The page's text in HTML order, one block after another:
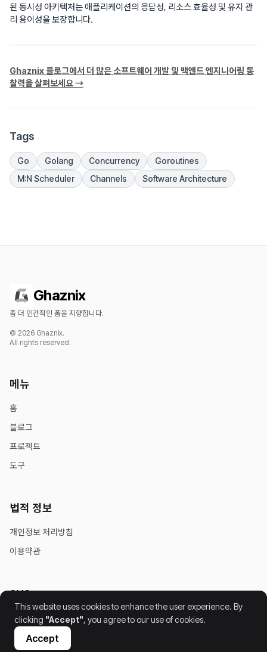
된 동시성 아키텍처는 애플리케이션의 응답성, 리소스 효율성 및 유지 관
리 용이성을 보장합니다.
Ghaznix 블로그에서 더 많은 소프트웨어 개발 및 백엔드 엔지니어링 통
찰력을 살펴보세요 →
Tags
Go Golang Concurrency
Goroutines
M:N Scheduler
Channels Software Architecture
Ghaznix
좀 더 인간적인 폼을 지향합니다.
© 2026 Ghaznix.
All rights reserved.
메뉴
홈
블로그
프로젝트
도구
법적 정보
개인정보 처리방침
이용약관
SNS
This website uses cookies to enhance the user experience. By
clicking "Accept", you agree to our use of cookies.
Accept